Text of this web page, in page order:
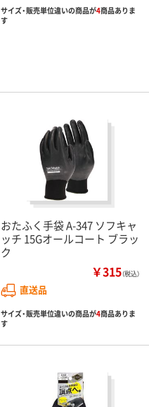
サイズ・販売単位違いの商品が4商品ありま
す
おたふく手袋 A-347 ソフキャ
ッチ 15Gオールコート ブラッ
ク
￥315（税込）
直送品
サイズ・販売単位違いの商品が4商品ありま
す